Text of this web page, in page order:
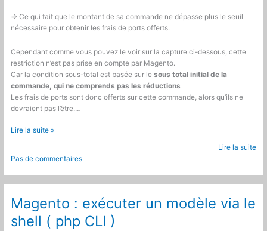
=> Ce qui fait que le montant de sa commande ne dépasse plus le seuil
nécessaire pour obtenir les frais de ports offerts.
Cependant comme vous pouvez le voir sur la capture ci-dessous, cette
restriction n’est pas prise en compte par Magento.
Car la condition sous-total est basée sur lesous total initial de la
commande, qui ne comprends pas les réductions
Les frais de ports sont donc offerts sur cette commande, alors qu’ils ne
devraient pas l’être.…
Magento
cumul
règles
de
promotion
panier
Lire la suite »
Lire la suite
Pas de commentaires
Magento : exécuter un modèle via le
shell ( php CLI )